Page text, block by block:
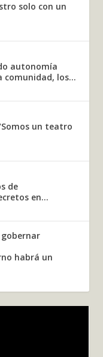
solo con un
autonomía
comunidad, los...
un teatro
de
en...
habrá un